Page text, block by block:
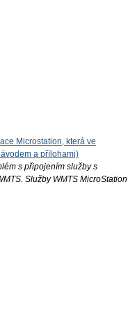
Microstation, která ve
a přílohami)
s připojením služby s
Služby WMTS MicroStation